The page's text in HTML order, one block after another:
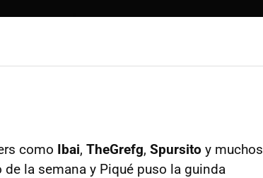
como Ibai, TheGrefg, Spursito y muchos
la semana y Piqué puso la guinda